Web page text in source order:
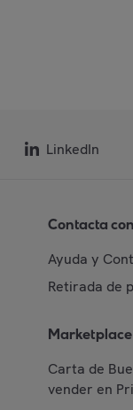
LinkedIn
Contacta
Ayuda y
Retirada de
Marketplace
Carta de
vender en